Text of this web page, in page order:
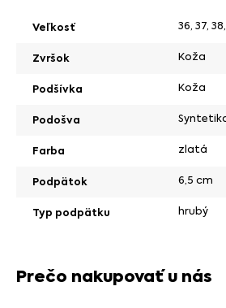
Veľkosť 36, 37, 38,
Zvršok Koža
Podšívka Koža
Podošva
Farba zlatá
Podpätok 6,5 cm
Typ podpätku hrubý
Prečo nakupovať u nás